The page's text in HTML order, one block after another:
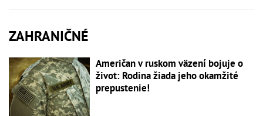
ZAHRANIČNÉ
Američan v ruskom väzení bojuje o
život: Rodina žiada jeho okamžité
prepustenie!